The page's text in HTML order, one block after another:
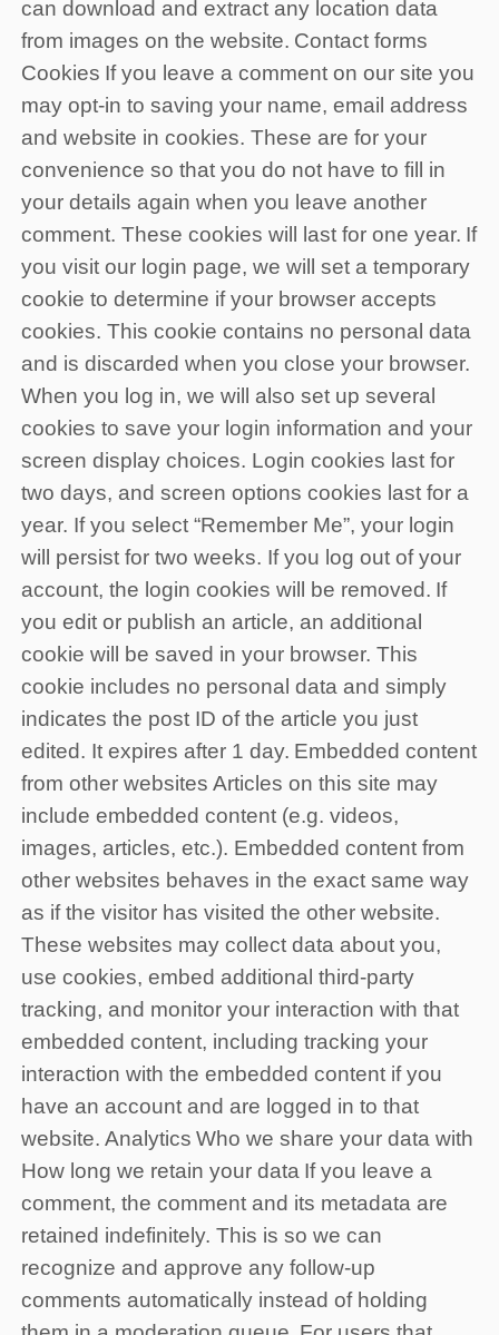
can download and extract any location data
from images on the website. Contact forms
Cookies If you leave a comment on our site you
may opt-in to saving your name, email address
and website in cookies. These are for your
convenience so that you do not have to fill in
your details again when you leave another
comment. These cookies will last for one year. If
you visit our login page, we will set a temporary
cookie to determine if your browser accepts
cookies. This cookie contains no personal data
and is discarded when you close your browser.
When you log in, we will also set up several
cookies to save your login information and your
screen display choices. Login cookies last for
two days, and screen options cookies last for a
year. If you select “Remember Me”, your login
will persist for two weeks. If you log out of your
account, the login cookies will be removed. If
you edit or publish an article, an additional
cookie will be saved in your browser. This
cookie includes no personal data and simply
indicates the post ID of the article you just
edited. It expires after 1 day. Embedded content
from other websites Articles on this site may
include embedded content (e.g. videos,
images, articles, etc.). Embedded content from
other websites behaves in the exact same way
as if the visitor has visited the other website.
These websites may collect data about you,
use cookies, embed additional third-party
tracking, and monitor your interaction with that
embedded content, including tracking your
interaction with the embedded content if you
have an account and are logged in to that
website. Analytics Who we share your data with
How long we retain your data If you leave a
comment, the comment and its metadata are
retained indefinitely. This is so we can
recognize and approve any follow-up
comments automatically instead of holding